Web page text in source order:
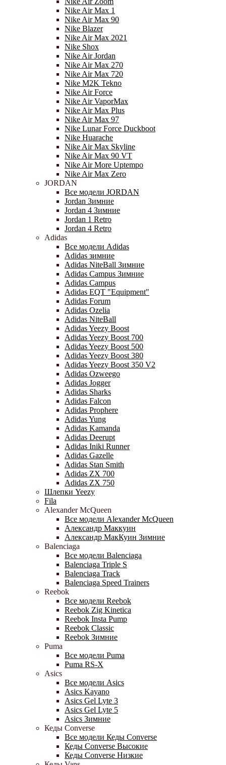
Nike Air Max 1
Nike Air Max 90
Nike Blazer
Nike Air Max 2021
Nike Shox
Nike Air Jordan
Nike Air Max 270
Nike Air Max 720
Nike M2K Tekno
Nike Air Force
Nike Air VaporMax
Nike Air Max Plus
Nike Air Max 97
Nike Lunar Force Duckboot
Nike Huarache
Nike Air Max Skyline
Nike Air Max 90 VT
Nike Air More Uptempo
Nike Air Max Zero
JORDAN
Все модели JORDAN
Jordan Зимние
Jordan 4 Зимние
Jordan 1 Retro
Jordan 4 Retro
Adidas
Все модели Adidas
Adidas зимние
Adidas NiteBall Зимние
Adidas Campus Зимние
Adidas Campus
Adidas EQT "Equipment"
Adidas Forum
Adidas Ozelia
Adidas NiteBall
Adidas Yeezy Boost
Adidas Yeezy Boost 700
Adidas Yeezy Boost 500
Adidas Yeezy Boost 380
Adidas Yeezy Boost 350 V2
Adidas Ozweego
Adidas Jogger
Adidas Sharks
Adidas Falcon
Adidas Prophere
Adidas Yung
Adidas Kamanda
Adidas Deerupt
Adidas Iniki Runner
Adidas Gazelle
Adidas Stan Smith
Adidas ZX 700
Adidas ZX 750
Шлепки Yeezy
Fila
Alexander McQueen
Все модели Alexander McQueen
Александр Маккуин
Александр МакКуин Зимние
Balenciaga
Все модели Balenciaga
Balenciaga Triple S
Balenciaga Track
Balenciaga Speed Trainers
Reebok
Все модели Reebok
Reebok Zig Kinetica
Reebok Insta Pump
Reebok Classic
Reebok Зимние
Puma
Все модели Puma
Puma RS-X
Asics
Все модели Asics
Asics Kayano
Asics Gel Lyte 3
Asics Gel Lyte 5
Asics Зимние
Кеды Converse
Все модели Кеды Converse
Кеды Converse Высокие
Кеды Converse Низкие